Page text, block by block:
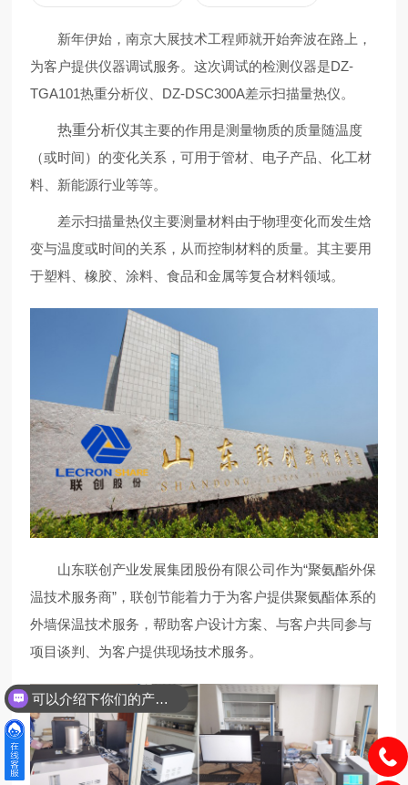
新年伊始，南京大展技术工程师就开始奔波在路上，
为客户提供仪器调试服务。这次调试的检测仪器是DZ-
TGA101热重分析仪、DZ-DSC300A差示扫描量热仪。
热重分析仪其主要的作用是测量物质的质量随温度
（或时间）的变化关系，可用于管材、电子产品、化工材
料、新能源行业等等。
差示扫描量热仪主要测量材料由于物理变化而发生焓
变与温度或时间的关系，从而控制材料的质量。其主要用
于塑料、橡胶、涂料、食品和金属等复合材料领域。
山东联创产业发展集团股份有限公司作为“聚氨酯外保
温技术服务商”，联创节能着力于为客户提供聚氨酯体系的
外墙保温技术服务，帮助客户设计方案、与客户共同参与
项目谈判、为客户提供现场技术服务。